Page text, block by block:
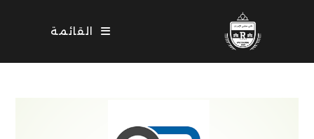
القائمة